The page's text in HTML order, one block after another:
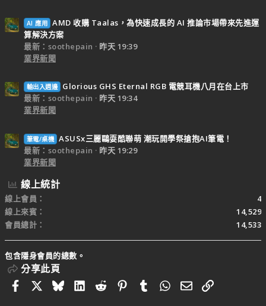
AI 應用 AMD 收購 Taalas，為快速成長的 AI 推論市場帶來先進運
算解決方案
最新：soothepain
昨天 19:39
業界新聞
輸出入週邊
Glorious GHS Eternal RGB 電競耳機八月在台上市
最新：soothepain
昨天 19:34
業界新聞
筆電/桌機 ASUSx三麗鷗耍酷聯萌 潮玩開學祭搶抱AI筆電！
最新：soothepain
昨天 19:29
業界新聞
線上統計
線上會員
4
線上來賓
14,529
會員總計
14,533
包含隱身會員的總數。
分享此頁
FacebookBlueskyLinkedIn
RedditPinterestTumblrWhatsApp
電子郵件
連結